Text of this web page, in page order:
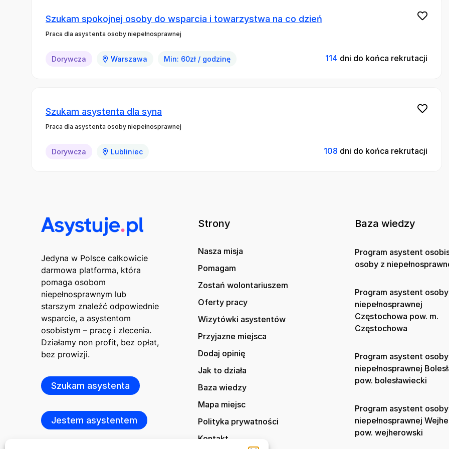
Szukam spokojnej osoby do wsparcia i towarzystwa na co dzień
Praca dla asystenta osoby niepełnosprawnej
Dorywcza Warszawa Min: 60zł / godzinę 114 dni do końca rekrutacji
Szukam asystenta dla syna
Praca dla asystenta osoby niepełnosprawnej
Dorywcza Lubliniec 108 dni do końca rekrutacji
Jedyna w Polsce całkowicie
darmowa platforma, która
pomaga osobom
niepełnosprawnym lub
starszym znaleźć odpowiednie
wsparcie, a asystentom
osobistym – pracę i zlecenia.
Działamy non profit, bez opłat,
bez prowizji.
Szukam asystenta
Jestem asystentem
Strony
Nasza misja
Pomagam
Zostań wolontariuszem
Oferty pracy
Wizytówki asystentów
Przyjazne miejsca
Dodaj opinię
Jak to działa
Baza wiedzy
Mapa miejsc
Polityka prywatności
Kontakt
Baza wiedzy
Program asystent
osoby z
Program asystent osoby
niepełnosprawnej
Częstochowa pow. m.
Częstochowa
Program asystent osoby
niepełnosprawnej
pow. bolesławiecki
Program asystent osoby
niepełnosprawnej
pow. wejherowski